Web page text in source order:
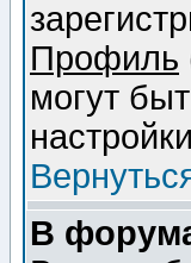
Профиль
могут
настройки
В